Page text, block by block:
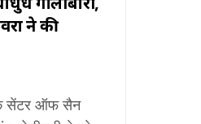
ने की
सेंटर ऑफ सैन